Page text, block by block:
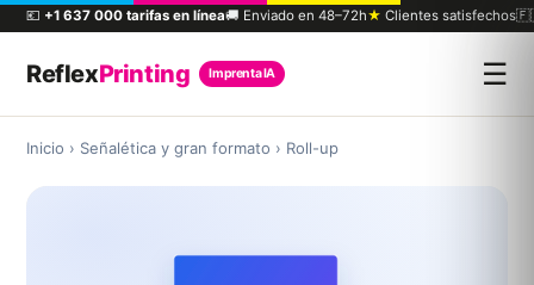
💶 +1 637 000 tarifas en línea🚚 Enviado en 48–72h★ Clientes satisfechos
ReflexPrinting Imprenta IA ☰
Inicio › Señalética y gran formato › Roll-up